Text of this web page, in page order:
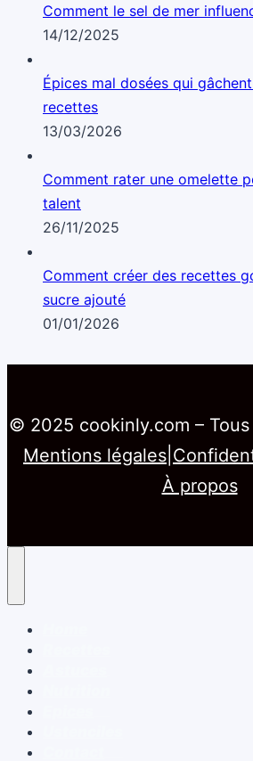
Comment le sel de mer
14/12/2025
Épices mal dosées qui
recettes
13/03/2026
Comment rater une omelette
talent
26/11/2025
Comment créer des recettes
sucre ajouté
01/01/2026
© 2025 cookinly.com – Tous
Mentions légales
À propos